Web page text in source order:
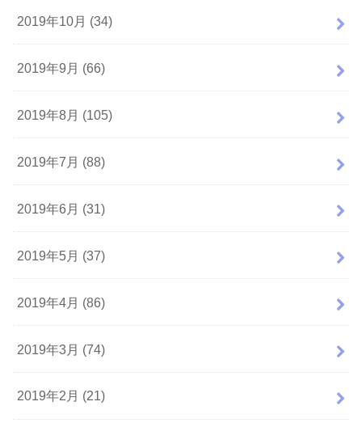
2019年10月 (34)
2019年9月 (66)
2019年8月 (105)
2019年7月 (88)
2019年6月 (31)
2019年5月 (37)
2019年4月 (86)
2019年3月 (74)
2019年2月 (21)